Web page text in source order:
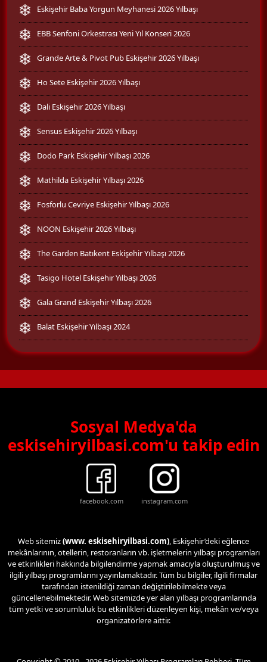
Eskişehir Baba Yorgun Meyhanesi 2026 Yılbaşı
EBB Senfoni Orkestrası Yeni Yıl Konseri 2026
Grande Arte & Pivot Pub Eskişehir 2026 Yılbaşı
Ho Sete Eskişehir 2026 Yılbaşı
Dali Eskişehir 2026 Yılbaşı
Sensus Eskişehir 2026 Yılbaşı
Dodo Park Eskişehir Yılbaşı 2026
Mathilda Eskişehir Yılbaşı 2026
Fosforlu Cevriye Eskişehir Yılbaşı 2026
NOON Eskişehir 2026 Yılbaşı
The Garden Batıkent Eskişehir Yılbaşı 2026
Tasigo Hotel Eskişehir Yılbaşı 2026
Gala Grand Eskişehir Yılbaşı 2026
Balat Eskişehir Yılbaşı 2024
Sosyal Medya'da
eskisehiryilbasi.com'u takip edin
facebook.com instagram.com
Web sitemiz(www. eskisehiryilbasi.com), Eskişehir’deki eğlence
mekânlarının, otellerin, restoranların vb. işletmelerin yılbaşı programları
ve etkinlikleri hakkında bilgilendirme yapmak amacıyla oluşturulmuş ve
ilgili yılbaşı programlarını yayınlamaktadır. Tüm bu bilgiler, ilgili firmalar
tarafından istenildiği zaman değiştirilebilmekte veya
güncellenebilmektedir. Web sitemizde yer alan yılbaşı programlarında
tüm yetki ve sorumluluk bu etkinlikleri düzenleyen kişi, mekân ve/veya
organizatörlere aittir.